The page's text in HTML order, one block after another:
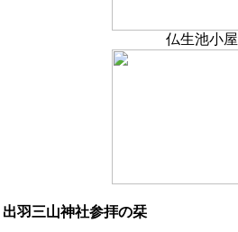
仏生池小屋
出羽三山神社参拝の栞